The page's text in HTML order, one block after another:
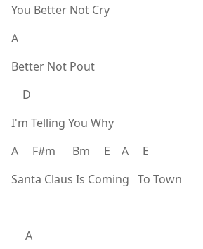
You Better Not Cry
A
Better Not Pout
D
I'm Telling You Why
A F#m Bm E A E
Santa Claus Is Coming To Town
A